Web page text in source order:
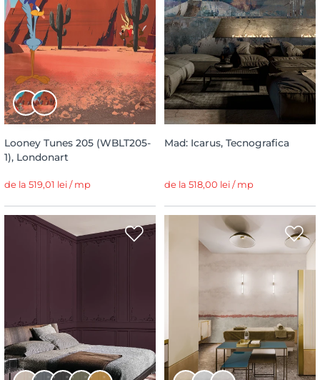
Looney Tunes 205 (WBLT205-
1), Londonart
de la 519,01 lei / mp
Mad: Icarus, Tecnografica
de la 518,00 lei / mp